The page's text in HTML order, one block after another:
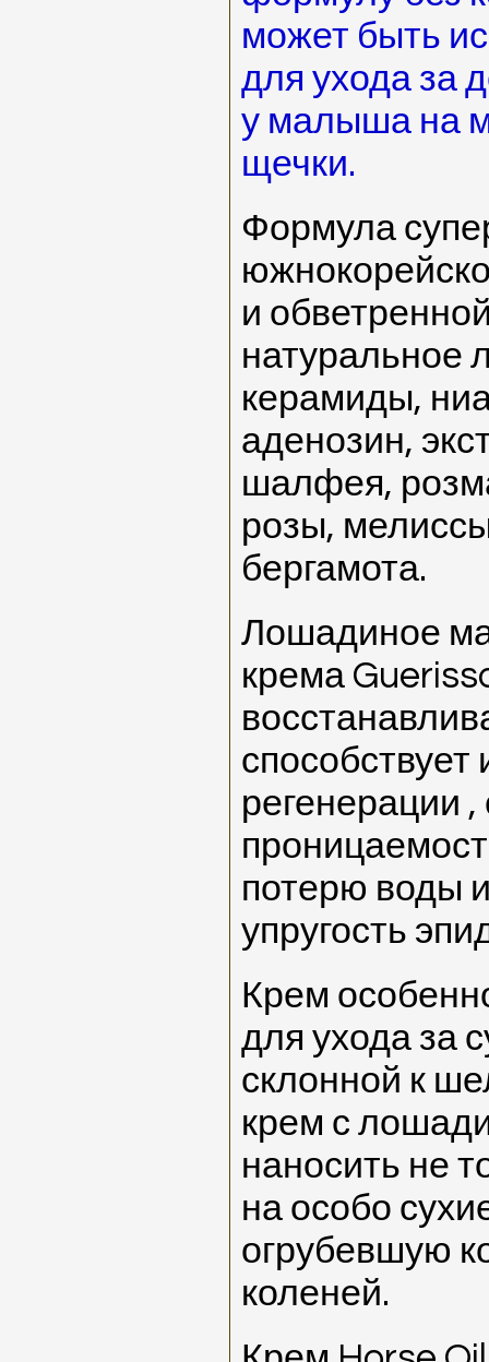
может быть
для ухода за
у малыша на
щечки.
Формула
и
натуральное
керамиды,
аденозин,
шалфея,
розы,
бергамота.
Лошадиное
крема
регенерации
потерю воды
упругость
Крем
для ухода за
склонной к
крем с
наносить не
на особо
огрубевшую
коленей.